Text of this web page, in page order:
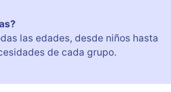
las edades, desde niños hasta
de cada grupo.